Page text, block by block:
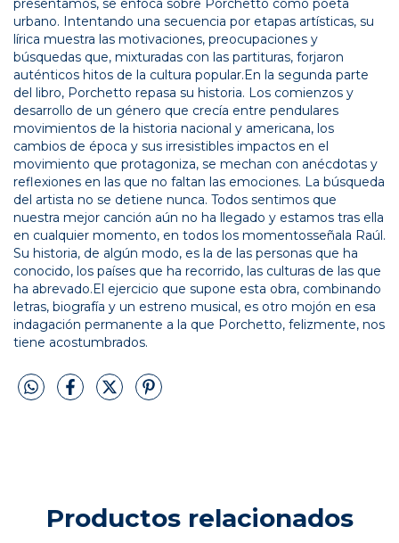
presentamos, se enfoca sobre Porchetto como poeta
urbano. Intentando una secuencia por etapas artísticas, su
lírica muestra las motivaciones, preocupaciones y
búsquedas que, mixturadas con las partituras, forjaron
auténticos hitos de la cultura popular.En la segunda parte
del libro, Porchetto repasa su historia. Los comienzos y
desarrollo de un género que crecía entre pendulares
movimientos de la historia nacional y americana, los
cambios de época y sus irresistibles impactos en el
movimiento que protagoniza, se mechan con anécdotas y
reflexiones en las que no faltan las emociones. La búsqueda
del artista no se detiene nunca. Todos sentimos que
nuestra mejor canción aún no ha llegado y estamos tras ella
en cualquier momento, en todos los momentosseñala Raúl.
Su historia, de algún modo, es la de las personas que ha
conocido, los países que ha recorrido, las culturas de las que
ha abrevado.El ejercicio que supone esta obra, combinando
letras, biografía y un estreno musical, es otro mojón en esa
indagación permanente a la que Porchetto, felizmente, nos
tiene acostumbrados.
Productos relacionados